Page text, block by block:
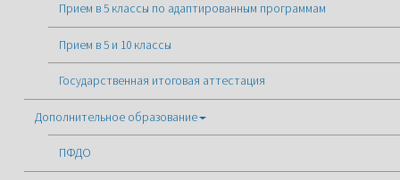
Прием в 5 классы по адаптированным программам
Прием в 5 и 10 классы
Государственная итоговая аттестация
Дополнительное образование
ПФДО